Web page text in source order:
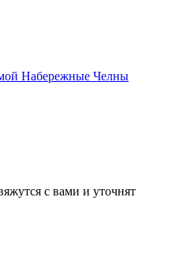
Набережные Челны
с вами и уточнят